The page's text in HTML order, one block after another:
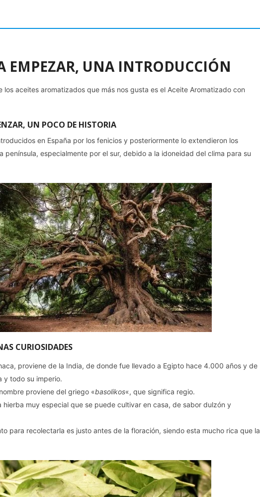
EMPEZAR, UNA INTRODUCCIÓN
los aceites aromatizados que más nos gusta es el Aceite Aromatizado con
UN POCO DE HISTORIA
en España por los fenicios y posteriormente lo extendieron los
península, especialmente por el sur, debido a la idoneidad del clima para su
CURIOSIDADES
proviene de la India, de donde fue llevado a Egipto hace 4.000 años y de
y todo su imperio.
proviene del griego «basolikos«, que significa regio.
hierba muy especial que se puede cultivar en casa, de sabor dulzón y
para recolectarla es justo antes de la floración, siendo esta mucho rica que la